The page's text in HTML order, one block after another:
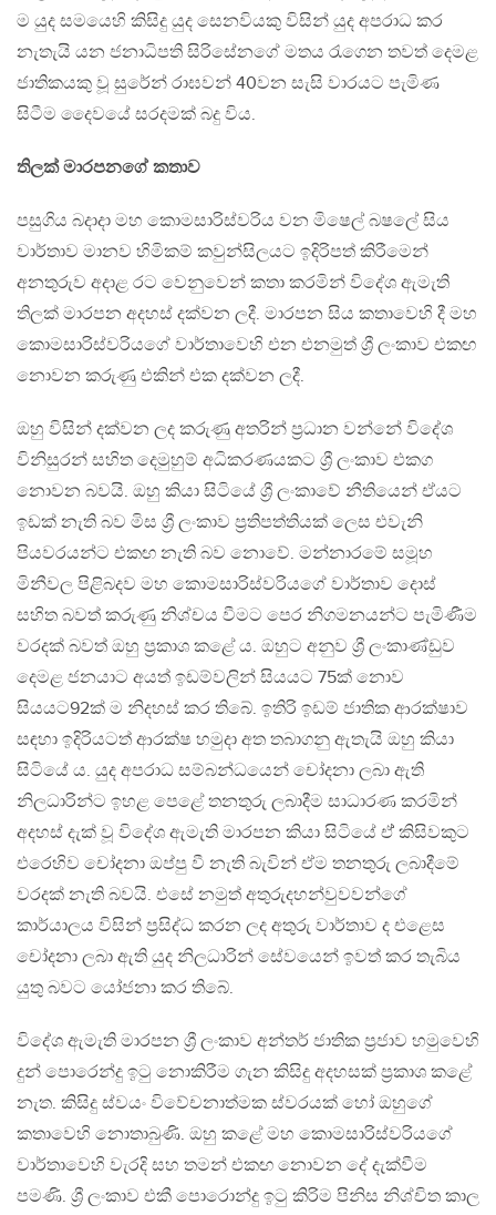
ම යුද සමයෙහි කිසිදු යුද සෙනවියකු විසින් යුද අපරාධ කර
නැතැයි යන ජනාධිපති සිරිසේනගේ මතය රැගෙන තවත් දෙමළ
ජාතිකයකු වූ සුරේන් රාඝවන් 40වන සැසි වාරයට පැමිණ
සිටීම දෛවයේ සරදමක් බදු විය.
තිලක් මාරපනගේ කතාව
පසුගිය බදාදා මහ කොමසාරිස්වරිය වන මිෂෙල් බෂලේ සිය
වාර්තාව මානව හිමිකම් කවුන්සිලයට ඉදිරිපත් කිරීමෙන්
අනතුරුව අදාළ රට වෙනුවෙන් කතා කරමින් විදේශ ඇමැති
තිලක් මාරපන අදහස් දක්වන ලදී. මාරපන සිය කතාවෙහි දී මහ
කොමසාරිස්වරියගේ වාර්තාවෙහි එන එනමුත් ශ්‍රී ලංකාව එකඟ
නොවන කරුණු එකින් එක දක්වන ලදී.
ඔහු විසින් දක්වන ලද කරුණු අතරින් ප්‍රධාන වන්නේ විදේශ
විනිසුරන් සහිත දෙමුහුම් අධිකරණයකට ශ්‍රී ලංකාව එකග
නොවන බවයි. ඔහු කියා සිටියේ ශ්‍රී ලංකාවේ නීතියෙන් ඒයට
ඉඩක් නැති බව මිස ශ්‍රී ලංකාව ප්‍රතිපත්තියක් ලෙස එවැනි
පියවරයන්ට එකඟ නැති බව නොවේ. මන්නාරමේ සමූහ
මිනීවල පිළිබදව මහ කොමසාරිස්වරියගේ වාර්තාව දොස්
සහිත බවත් කරුණු නිශ්චය වීමට පෙර නිගමනයන්ට පැමිණීම
වරදක් බවත් ඔහු ප්‍රකාශ කළේ ය. ඔහු‌ට අනුව ශ්‍රී ලංකාණ්ඩුව
දෙමළ ජනයාට අයත් ඉඩම්වලින් සියයට 75ක් නොව
සියයට92ක් ම නිදහස් කර තිබේ. ඉතිරි ඉඩම් ජාතික ආරක්ෂාව
සඳහා ඉදිරියටත් ආරක්ෂ හමුදා අත තබාගනු ඇතැයි ඔහු කියා
සිටියේ ය. යුද අපරාධ සම්බන්ධයෙන් චෝදනා ලබා ඇති
නිලධාරින්ට ඉහළ පෙළේ තනතුරු ලබාදීම සාධාරණ කරමින්
අදහස් දැක් වූ විදේශ ඇමැති මාරපන කියා සිටියේ ඒ් කිසිවකුට
එරෙහිව චෝදනා ඔප්පු වී නැති බැවින් ඒම තනතුරු ලබාදීමේ
වරදක් නැති බවයි. එසේ නමුත් අතුරුදහන්වුවවන්ගේ
කාර්යාලය විසින් ප්‍රසිද්ධ කරන ලද අතුරු වාර්තාව ද එළෙස
චෝදනා ලබා ඇති යුද නිලධාරින් සේවයෙන් ඉවත් කර තැබිය
යුතු බවට යෝජනා කර තිබේ.
විදේශ ඇමැති මාරපන ශ්‍රී ලංකාව අන්තර් ජාතික ප්‍රජාව හමුවෙහි
දුන් පොරෙන්දු ඉටු නොකිරීම ගැන කිසිදු අදහසක් ප්‍රකාශ කළේ
නැත. කිසිදු ස්වයං විවේචනාත්මක ස්වරයක් හෝ ඔහුගේ
කතාවෙහි නොතාබුණි. ඔහු කළේ මහ කොමසාරිස්වරියගේ
වාර්තාවෙහි වැරදි සහ තමන් එකඟ නොවන දේ දැක්වීම
පමණි. ශ්‍රී ලංකාව එකී පොරොන්දු ඉටු කිරිම පිනිස නිශ්චිත කාල